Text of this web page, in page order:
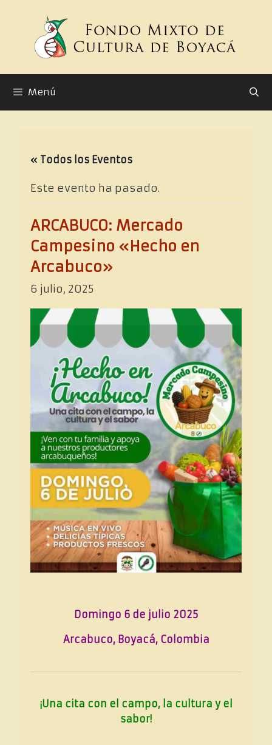
contenido
Menú
« Todos los Eventos
Este evento ha pasado.
ARCABUCO: Mercado
Campesino «Hecho en
Arcabuco»
6 julio, 2025
Domingo 6 de julio 2025
Arcabuco, Boyacá, Colombia
¡Una cita con el campo, la cultura y el
sabor!